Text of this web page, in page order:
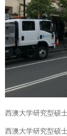
西澳大学研究型硕
西澳大学研究型硕